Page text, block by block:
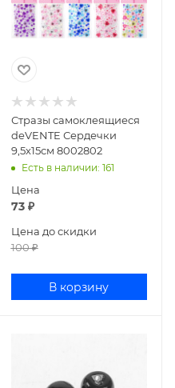
Стразы самоклеящиеся
deVENTE Сердечки
9,5х15см 8002802
Есть в наличии: 161
Цена
73₽
Цена до скидки
100₽
В корзину